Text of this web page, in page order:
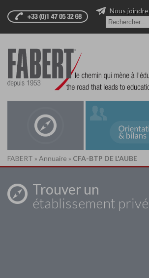
Nous joindre
FABERT » Annuaire » CFA-BTP DE L'AUBE
Trouver un
établissement privé